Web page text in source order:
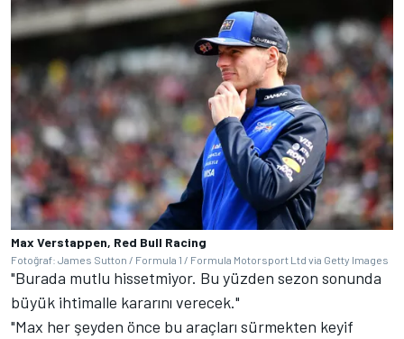
Max Verstappen, Red Bull Racing
Fotoğraf: James Sutton / Formula 1 / Formula Motorsport Ltd via Getty Images
"Burada mutlu hissetmiyor. Bu yüzden sezon sonunda
büyük ihtimalle kararını verecek."
"Max her şeyden önce bu araçları sürmekten keyif